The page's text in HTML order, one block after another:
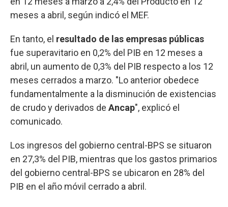
meses a abril, según indicó el MEF.
En tanto, el resultado de las empresas públicas
fue superavitario en 0,2% del PIB en 12 meses a
abril, un aumento de 0,3% del PIB respecto a los 12
meses cerrados a marzo. "Lo anterior obedece
fundamentalmente a la disminución de existencias
de crudo y derivados de Ancap", explicó el
comunicado.
Los ingresos del gobierno central-BPS se situaron
en 27,3% del PIB, mientras que los gastos primarios
del gobierno central-BPS se ubicaron en 28% del
PIB en el año móvil cerrado a abril.